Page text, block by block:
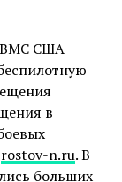
ВМС США
в
rostov-n.ru. В
больших